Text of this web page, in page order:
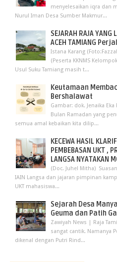
menyelesaikan iqra dan
Nurul Iman Desa Sumber Makmur...
SEJARAH RAJA YANG
ACEH TAMIANG
Istana Karang
(Peserta KKNMS
Usul Suku Tamiang masih t...
Keutamaan
Bershalawat
Gambar: dok. Jenaika
Bulan Ramadan yang
semua amal kebaikan kita dilip...
KECEWA HASIL
PEMBEBASAN UKT ,
LANGSA NYATAKAN
(Doc. Juhel Mitha)
IAIN Langsa dan jajaran pimpinan
UKT mahasiswa...
Sejarah Desa
Geuma dan Patih
Zawiyah News | Raja
sangat cantik. Namanya
dikenal dengan Putri Rind...